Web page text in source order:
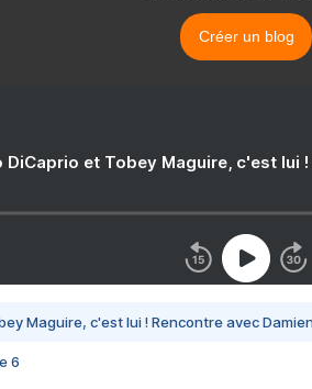
Créer un blog
DiCaprio et Tobey Maguire, c'est lui
Maguire, c'est lui ! Rencontre avec
6